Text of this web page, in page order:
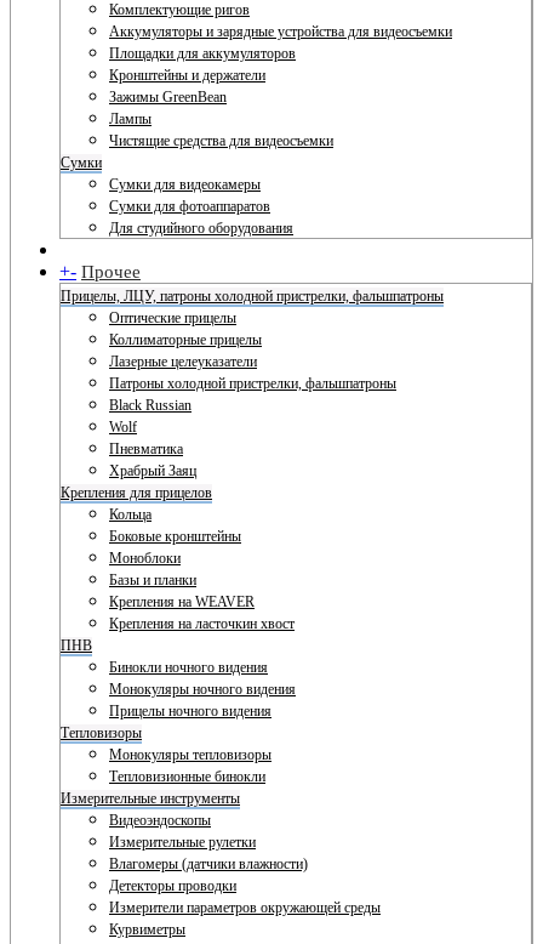
Комплектующие ригов
Аккумуляторы и зарядные устройства для видеосъемки
Площадки для аккумуляторов
Кронштейны и держатели
Зажимы GreenBean
Лампы
Чистящие средства для видеосъемки
Сумки
Сумки для видеокамеры
Сумки для фотоаппаратов
Для студийного оборудования
+- Прочее
Прицелы, ЛЦУ, патроны холодной пристрелки, фальшпатроны
Оптические прицелы
Коллиматорные прицелы
Лазерные целеуказатели
Патроны холодной пристрелки, фальшпатроны
Black Russian
Wolf
Пневматика
Храбрый Заяц
Крепления для прицелов
Кольца
Боковые кронштейны
Моноблоки
Базы и планки
Крепления на WEAVER
Крепления на ласточкин хвост
ПНВ
Бинокли ночного видения
Монокуляры ночного видения
Прицелы ночного видения
Тепловизоры
Монокуляры тепловизоры
Тепловизионные бинокли
Измерительные инструменты
Видеоэндоскопы
Измерительные рулетки
Влагомеры (датчики влажности)
Детекторы проводки
Измерители параметров окружающей среды
Курвиметры